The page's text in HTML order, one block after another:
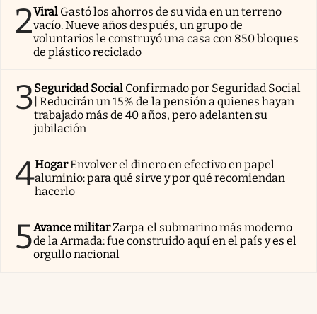
2Viral Gastó los ahorros de su vida en un terreno
vacío. Nueve años después, un grupo de
voluntarios le construyó una casa con 850 bloques
de plástico reciclado
3Seguridad Social Confirmado por Seguridad Social
| Reducirán un 15% de la pensión a quienes hayan
trabajado más de 40 años, pero adelanten su
jubilación
4HogarEnvolver el dinero en efectivo en papel
aluminio: para qué sirve y por qué recomiendan
hacerlo
5Avance militarZarpa el submarino más moderno
de la Armada: fue construido aquí en el país y es el
orgullo nacional